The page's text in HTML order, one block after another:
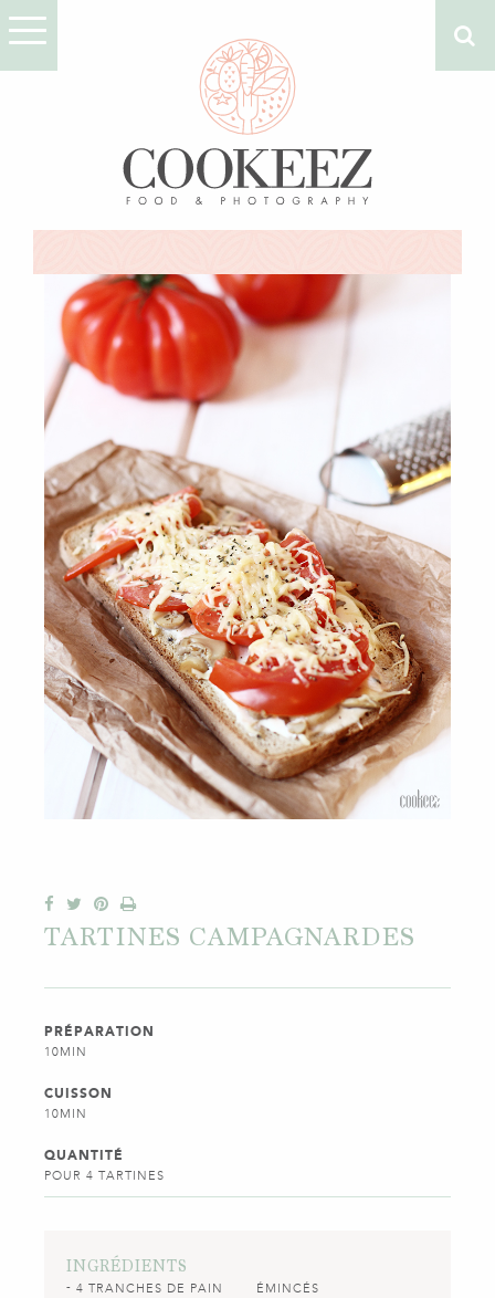
TARTINES CAMPAGNARDES
PRÉPARATION
10MIN
CUISSON
10MIN
QUANTITÉ
POUR 4 TARTINES
INGRÉDIENTS
4 TRANCHES DE PAIN
ÉMINCÉS